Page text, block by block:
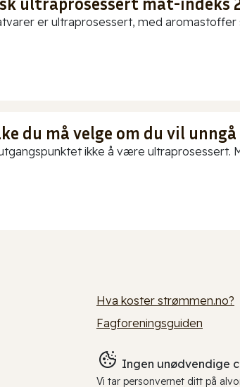
er ultraprosessert, med aromastoffer
du må velge om du vil
ikke å være ultraprosessert.
Hva koster strømmen.no?
Fagforeningsguiden
Ingen unødvendige
Vi tar personvernet ditt på